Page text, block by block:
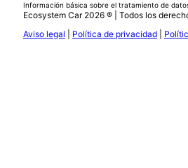
Información básica sobre el tratamiento de
Ecosystem Car 2026 ® | Todos los
Aviso legal
Política de privacidad